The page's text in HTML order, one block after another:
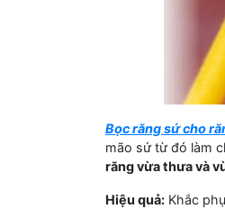
Bọc răng sứ cho
mão sứ từ đó làm
răng vừa thưa và
Hiệu quả: Khắc